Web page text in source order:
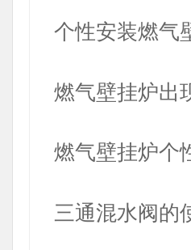
个性安装燃气
燃气壁挂炉出
燃气壁挂炉个
三通混水阀的